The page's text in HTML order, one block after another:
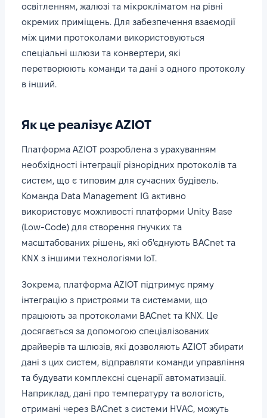
освітленням, жалюзі та мікрокліматом на рівні
окремих приміщень. Для забезпечення взаємодії
між цими протоколами використовуються
спеціальні шлюзи та конвертери, які
перетворюють команди та дані з одного протоколу
в інший.
Як це реалізує AZIOT
Платформа AZIOT розроблена з урахуванням
необхідності інтеграції різнорідних протоколів та
систем, що є типовим для сучасних будівель.
Команда Data Management IG активно
використовує можливості платформи Unity Base
(Low-Code) для створення гнучких та
масштабованих рішень, які об'єднують BACnet та
KNX з іншими технологіями IoT.
Зокрема, платформа AZIOT підтримує пряму
інтеграцію з пристроями та системами, що
працюють за протоколами BACnet та KNX. Це
досягається за допомогою спеціалізованих
драйверів та шлюзів, які дозволяють AZIOT збирати
дані з цих систем, відправляти команди управління
та будувати комплексні сценарії автоматизації.
Наприклад, дані про температуру та вологість,
отримані через BACnet з системи HVAC, можуть